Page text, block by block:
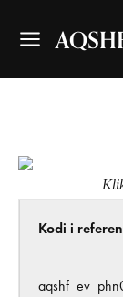
Kodi i